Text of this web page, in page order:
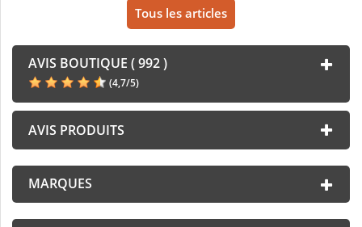
Tous les articles
AVIS BOUTIQUE ( 992 )
(4,7/5)
AVIS PRODUITS
MARQUES